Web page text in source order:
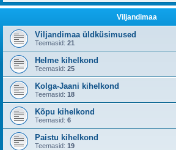
Viljandimaa
Viljandimaa üldküsimused
Teemasid: 21
Helme kihelkond
Teemasid: 25
Kolga-Jaani kihelkond
Teemasid: 18
Kõpu kihelkond
Teemasid: 6
Paistu kihelkond
Teemasid: 19